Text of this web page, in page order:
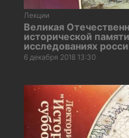
Лекции
Великая
исторической
исследованиях
6 декабря 2018 13:30